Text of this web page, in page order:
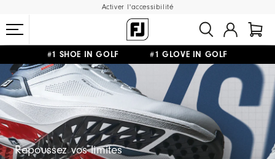
Activer l'accessibilité
#1 SHOE IN GOLF #1 GLOVE IN GOLF
LIVRAISON OFFERTE
DÈS 99€+ RETOUR GRATUIT
Repoussez vos limites